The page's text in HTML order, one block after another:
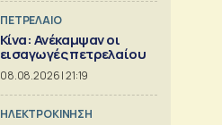
ΠΕΤΡΕΛΑΙΟ
Κίνα: Ανέκαμψαν οι
εισαγωγές πετρελαίου
08.08.2026 | 21:19
ΗΛΕΚΤΡΟΚΙΝΗΣΗ